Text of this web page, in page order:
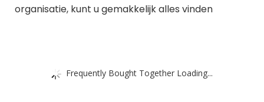
organisatie, kunt u gemakkelijk alles vinden
Frequently Bought Together Loading...